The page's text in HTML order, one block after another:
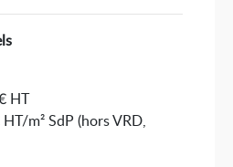
HT
m² SdP (hors VRD,